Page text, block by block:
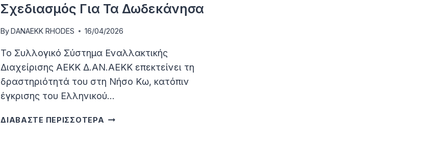
Σχεδιασμός Για Τα Δωδεκάνησα
ByDANAEKK RHODES 16/04/2026
Το Συλλογικό Σύστημα Εναλλακτικής
Διαχείρισης ΑΕΚΚ Δ.ΑΝ.ΑΕΚΚ επεκτείνει τη
δραστηριότητά του στη Νήσο Κω, κατόπιν
έγκρισης του Ελληνικού…
ΔΙΑΒΑΣΤΕ ΠΕΡΙΣΣΟΤΕΡΑ Η